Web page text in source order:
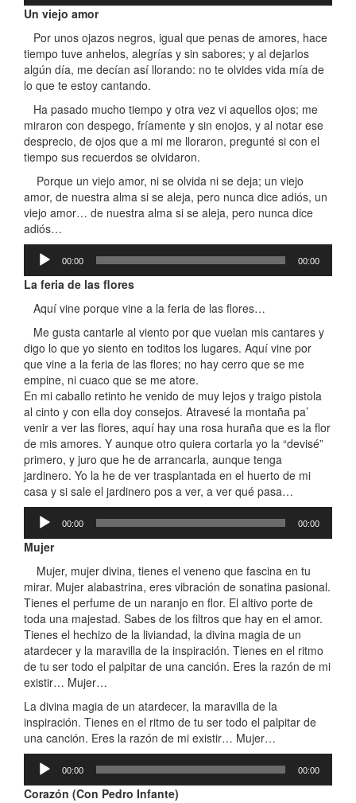
audio
Un viejo amor
Por unos ojazos negros, igual que penas de amores, hace
tiempo tuve anhelos, alegrías y sin sabores; y al dejarlos
algún día, me decían así llorando: no te olvides vida mía de
lo que te estoy cantando.
Ha pasado mucho tiempo y otra vez vi aquellos ojos; me
miraron con despego, fríamente y sin enojos, y al notar ese
desprecio, de ojos que a mi me lloraron, pregunté si con el
tiempo sus recuerdos se olvidaron.
Porque un viejo amor, ni se olvida ni se deja; un viejo
amor, de nuestra alma si se aleja, pero nunca dice adiós, un
viejo amor… de nuestra alma si se aleja, pero nunca dice
adiós…
Reproductor
audio
00:00 00:00
La feria de las flores
Aquí vine porque vine a la feria de las flores…
Me gusta cantarle al viento por que vuelan mis cantares y
digo lo que yo siento en toditos los lugares. Aquí vine por
que vine a la feria de las flores; no hay cerro que se me
empine, ni cuaco que se me atore.
En mi caballo retinto he venido de muy lejos y traigo pistola
al cinto y con ella doy consejos. Atravesé la montaña pa’
venir a ver las flores, aquí hay una rosa huraña que es la flor
de mis amores. Y aunque otro quiera cortarla yo la “devisé”
primero, y juro que he de arrancarla, aunque tenga
jardinero. Yo la he de ver trasplantada en el huerto de mi
casa y si sale el jardinero pos a ver, a ver qué pasa…
Reproductor
audio
00:00 00:00
Mujer
Mujer, mujer divina, tienes el veneno que fascina en tu
mirar. Mujer alabastrina, eres vibración de sonatina pasional.
Tienes el perfume de un naranjo en flor. El altivo porte de
toda una majestad. Sabes de los filtros que hay en el amor.
Tienes el hechizo de la liviandad, la divina magia de un
atardecer y la maravilla de la inspiración. Tienes en el ritmo
de tu ser todo el palpitar de una canción. Eres la razón de mi
existir… Mujer…
La divina magia de un atardecer, la maravilla de la
inspiración. Tienes en el ritmo de tu ser todo el palpitar de
una canción. Eres la razón de mi existir… Mujer…
Reproductor
audio
00:00 00:00
Corazón (Con Pedro Infante)